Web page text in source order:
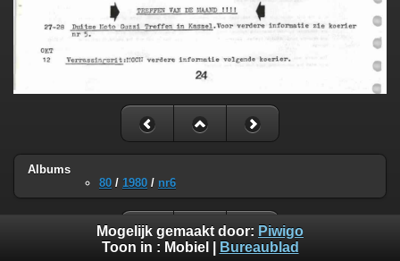
Albums
80 / 1980 / nr6
Mogelijk gemaakt door: Piwigo
Toon in : Mobiel Bureaublad